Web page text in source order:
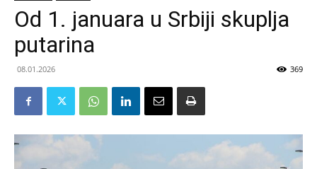
Od 1. januara u Srbiji skuplja
putarina
08.01.2026 369